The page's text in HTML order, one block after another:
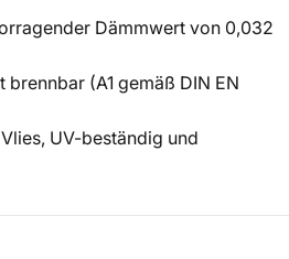
Dämmwert von 0,032
brennbar (A1 gemäß DIN EN
UV-beständig und